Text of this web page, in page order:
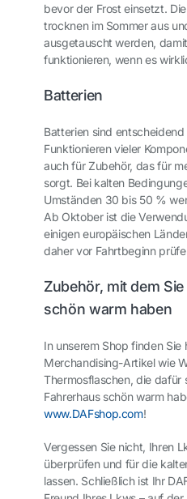
bevor der Frost einsetzt.
trocknen im Sommer aus
ausgetauscht werden,
funktionieren, wenn es
Batterien
Batterien sind
Funktionieren vieler
auch für Zubehör, das für
sorgt. Bei kalten
Umständen 30 bis 50 %
Ab Oktober ist die
einigen europäischen
daher vor Fahrtbeginn
Zubehör, mit dem
schön warm haben
In unserem Shop finden
Merchandising-Artikel wie
Thermosflaschen, die dafür
Fahrerhaus schön warm
www.DAFshop.com!
Vergessen Sie nicht, Ihren
überprüfen und für die
lassen. Schließlich ist Ihr